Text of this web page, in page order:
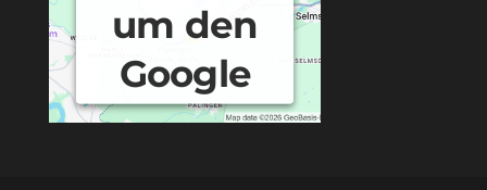
um den
Google
Maps-